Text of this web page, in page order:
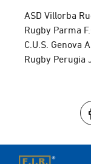
ASD Villorba
Rugby Parma
C.U.S. Genova
Rugby Perugia